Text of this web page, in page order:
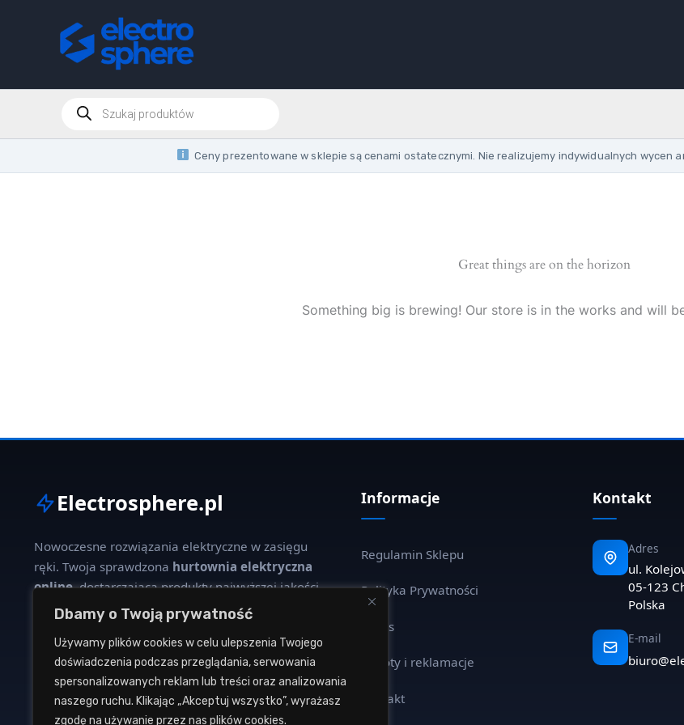
Dbamy o Twoją prywatność
Używamy plików cookies w celu ulepszenia Twojego
doświadczenia podczas przeglądania, serwowania
spersonalizowanych reklam lub treści oraz analizowania
naszego ruchu. Klikając „Akceptuj wszystko”, wyrażasz
zgodę na używanie przez nas plików cookies.
Products
search
Ceny prezentowane w sklepie są cenami ostatecznymi. Nie realizujemy indywidualnych wycen
Great things are on the horizon
Something big is brewing! Our store is in the works and will
Electrosphere.pl
Nowoczesne rozwiązania elektryczne w zasięgu
ręki. Twoja sprawdzona hurtownia elektryczna
online, dostarczająca produkty najwyższej jakości
dla profesjonalistów i klientów indywidualnych.
W naszej ofercie znajdziesz szeroki wybór kabli,
oświetlenia, aparatury modułowej oraz osprzętu
instalacyjnego od renomowanych producentów.
Informacje
Regulamin Sklepu
Polityka Prywatności
O nas
Zwroty i reklamacje
Kontakt
Kontakt
Adres
ul.
05-123
Polska
E-mail